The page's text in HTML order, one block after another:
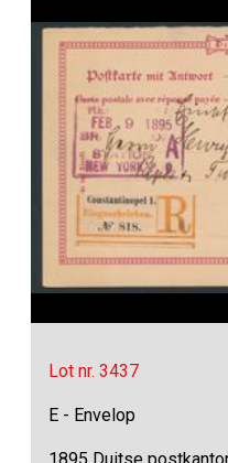
Lot nr. 3437
E - Envelop